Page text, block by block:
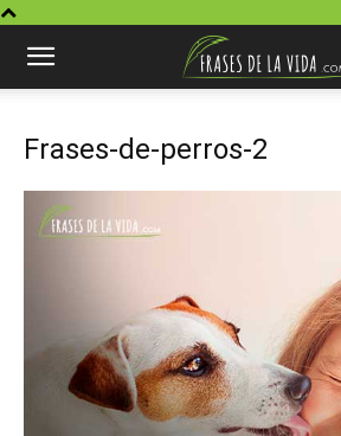
Frases-de-perros-2